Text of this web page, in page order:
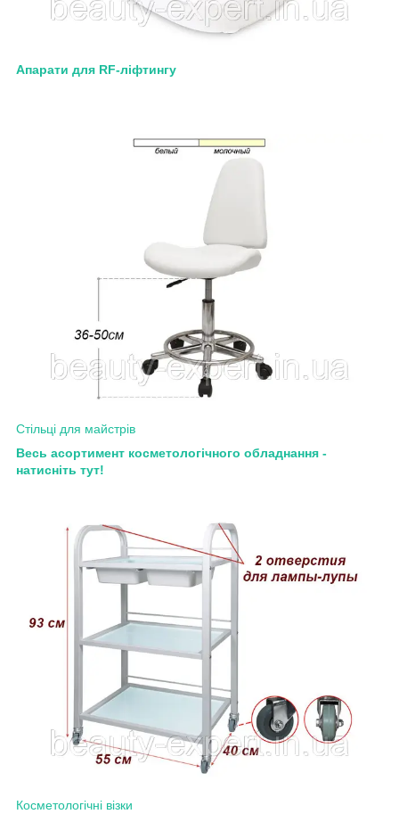
Апарати для RF-ліфтингу
Стільці для майстрів
Весь асортимент косметологічного обладнання -
натисніть тут!
Косметологічні візки